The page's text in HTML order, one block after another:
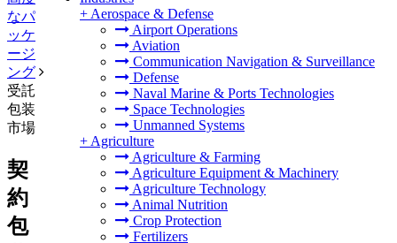
+ Aerospace & Defense
Airport Operations
Aviation
Communication Navigation & Surveillance
Defense
Naval Marine & Ports Technologies
Space Technologies
Unmanned Systems
+ Agriculture
Agriculture & Farming
Agriculture Equipment & Machinery
Agriculture Technology
Animal Nutrition
Crop Protection
Fertilizers
なパ
ッケ
ージ
ング
受託
包装
市場
契
約
包